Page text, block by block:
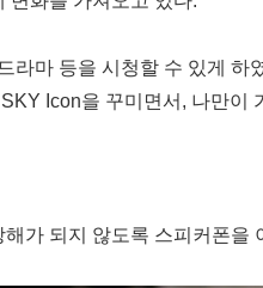
라마 등을 시청할 수 있게
Icon을 꾸미면서, 나만이
가 되지 않도록 스피커폰을